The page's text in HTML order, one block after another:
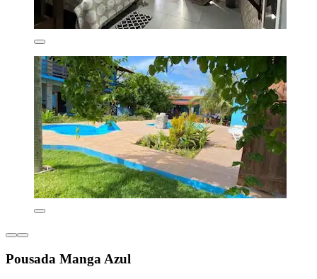
Pousada Manga Azul